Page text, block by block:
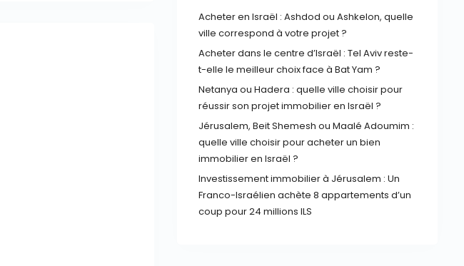
Acheter en Israël : Ashdod ou Ashkelon, quelle
ville correspond à votre projet ?
Acheter dans le centre d’Israël : Tel Aviv reste-
t-elle le meilleur choix face à Bat Yam ?
Netanya ou Hadera : quelle ville choisir pour
réussir son projet immobilier en Israël ?
Jérusalem, Beit Shemesh ou Maalé Adoumim :
quelle ville choisir pour acheter un bien
immobilier en Israël ?
Investissement immobilier à Jérusalem : Un
Franco-Israélien achète 8 appartements d’un
coup pour 24 millions ILS